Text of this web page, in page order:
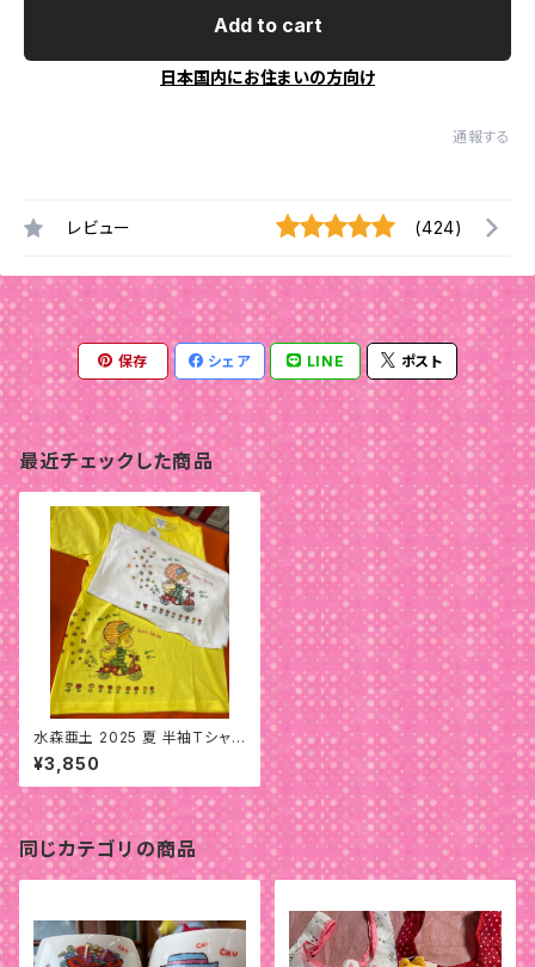
Add to cart
日本国内にお住まいの方向け
通報する
レビュー (424)
保存 シェア LINE ポスト
最近チェックした商品
水森亜土 2025 夏 半袖Tシャツ
(2)
¥3,850
同じカテゴリの商品